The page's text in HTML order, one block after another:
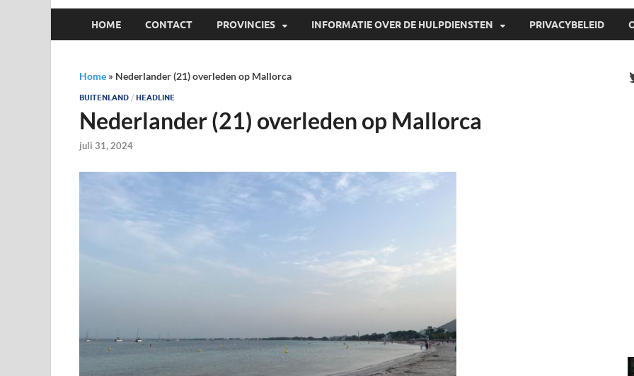
HOME CONTACT PROVINCIES INFORMATIE OVER DE HULPDIENSTEN PRIVACYBELEID
Home » Nederlander (21) overleden op Mallorca
BUITENLAND / HEADLINE
Nederlander (21) overleden op Mallorca
juli 31, 2024